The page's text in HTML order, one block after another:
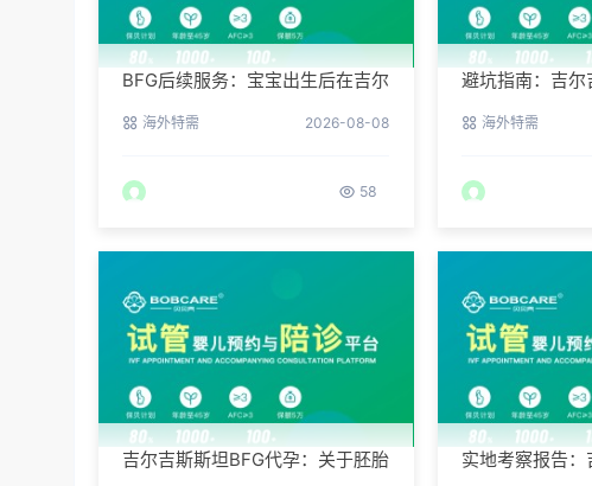
BFG后续服务：宝宝出生后在吉尔
海外特需 2026-08-08
58
避坑指南：吉尔
海外特需
吉尔吉斯斯坦BFG代孕：关于胚胎
实地考察报告